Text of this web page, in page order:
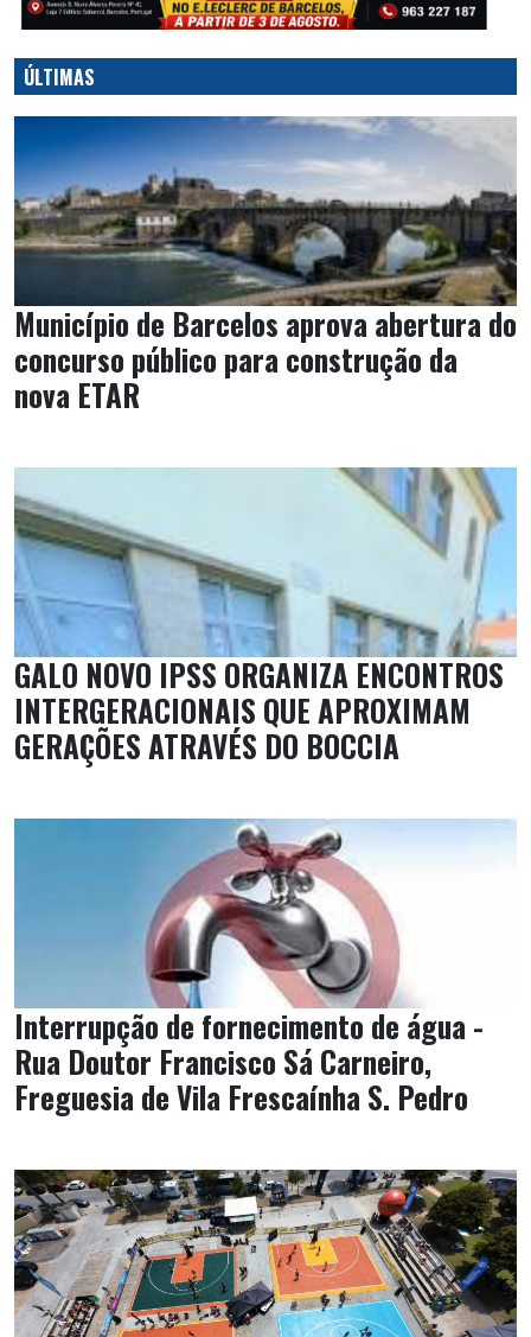
ÚLTIMAS
Município de Barcelos aprova abertura do
concurso público para construção da
nova ETAR
GALO NOVO IPSS ORGANIZA ENCONTROS
INTERGERACIONAIS QUE APROXIMAM
GERAÇÕES ATRAVÉS DO BOCCIA
Interrupção de fornecimento de água -
Rua Doutor Francisco Sá Carneiro,
Freguesia de Vila Frescaínha S. Pedro